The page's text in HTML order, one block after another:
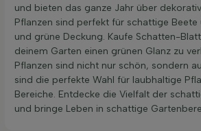
und bieten das ganze Jahr über
Pflanzen sind perfekt für schattige
und grüne Deckung. Kaufe Schatten-
deinem Garten einen grünen Glanz zu
Pflanzen sind nicht nur schön, sondern
sind die perfekte Wahl für laubhaltige
Bereiche. Entdecke die Vielfalt der
und bringe Leben in schattige